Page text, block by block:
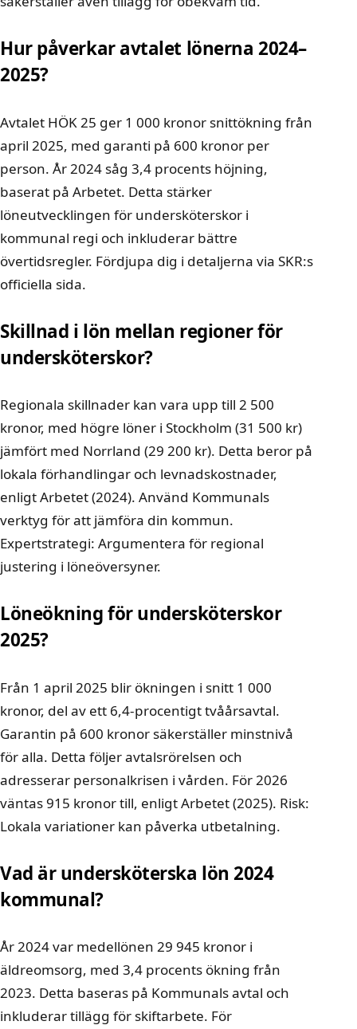
Hur påverkar avtalet lönerna 2024–
2025?
Avtalet HÖK 25 ger 1 000 kronor snittökning från
april 2025, med garanti på 600 kronor per
person. År 2024 såg 3,4 procents höjning,
baserat på Arbetet. Detta stärker
löneutvecklingen för undersköterskor i
kommunal regi och inkluderar bättre
övertidsregler. Fördjupa dig i detaljerna via SKR:s
officiella sida.
Skillnad i lön mellan regioner för
undersköterskor?
Regionala skillnader kan vara upp till 2 500
kronor, med högre löner i Stockholm (31 500 kr)
jämfört med Norrland (29 200 kr). Detta beror på
lokala förhandlingar och levnadskostnader,
enligt Arbetet (2024). Använd Kommunals
verktyg för att jämföra din kommun.
Expertstrategi: Argumentera för regional
justering i löneöversyner.
Löneökning för undersköterskor
2025?
Från 1 april 2025 blir ökningen i snitt 1 000
kronor, del av ett 6,4-procentigt tvåårsavtal.
Garantin på 600 kronor säkerställer minstnivå
för alla. Detta följer avtalsrörelsen och
adresserar personalkrisen i vården. För 2026
väntas 915 kronor till, enligt Arbetet (2025). Risk:
Lokala variationer kan påverka utbetalning.
Vad är undersköterska lön 2024
kommunal?
År 2024 var medellönen 29 945 kronor i
äldreomsorg, med 3,4 procents ökning från
2023. Detta baseras på Kommunals avtal och
inkluderar tillägg för skiftarbete. För